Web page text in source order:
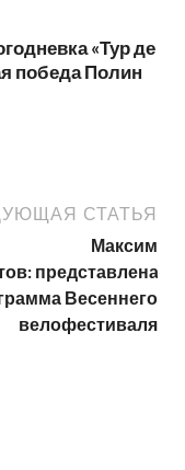
«Тур де
победа Полин
СТАТЬЯ
Максим
представлена
Весеннего
велофестиваля